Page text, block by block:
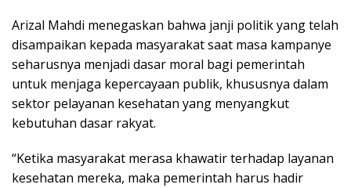
Arizal Mahdi menegaskan bahwa janji politik yang telah
disampaikan kepada masyarakat saat masa kampanye
seharusnya menjadi dasar moral bagi pemerintah
untuk menjaga kepercayaan publik, khususnya dalam
sektor pelayanan kesehatan yang menyangkut
kebutuhan dasar rakyat.
“Ketika masyarakat merasa khawatir terhadap layanan
kesehatan mereka, maka pemerintah harus hadir